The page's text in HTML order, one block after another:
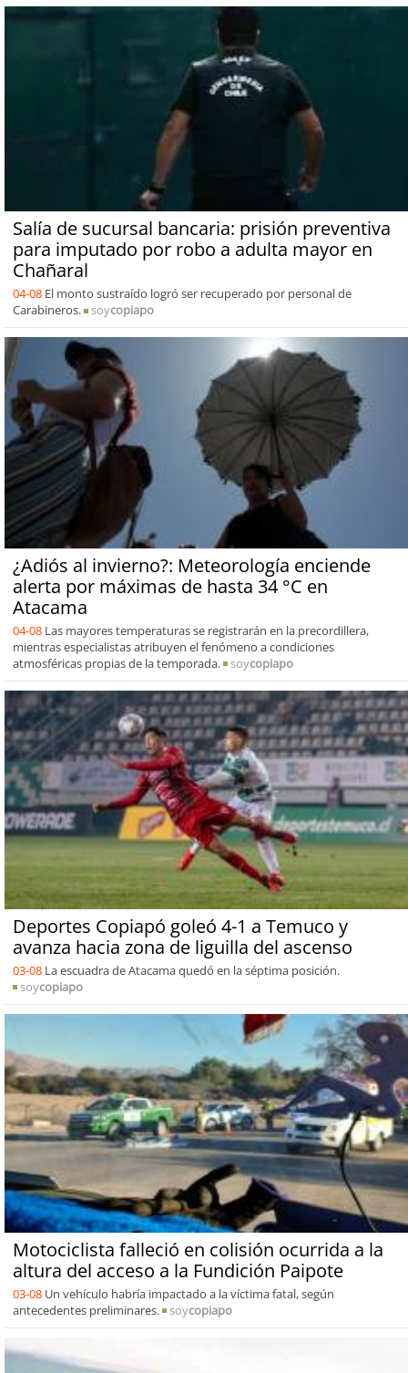
Salía de sucursal bancaria: prisión preventiva
para imputado por robo a adulta mayor en
Chañaral
04-08 El monto sustraído logró ser recuperado por personal de
Carabineros.
soycopiapo
¿Adiós al invierno?: Meteorología enciende
alerta por máximas de hasta 34 °C en
Atacama
04-08 Las mayores temperaturas se registrarán en la precordillera,
mientras especialistas atribuyen el fenómeno a condiciones
atmosféricas propias de la temporada.
soycopiapo
Deportes Copiapó goleó 4-1 a Temuco y
avanza hacia zona de liguilla del ascenso
03-08 La escuadra de Atacama quedó en la séptima posición.
soycopiapo
Motociclista falleció en colisión ocurrida a la
altura del acceso a la Fundición Paipote
03-08 Un vehículo habría impactado a la víctima fatal, según
antecedentes preliminares.
soycopiapo